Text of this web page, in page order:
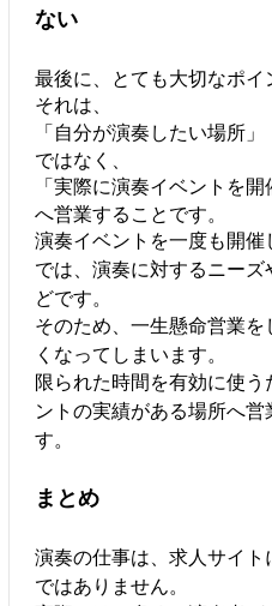
ない
最後に、とても大切なポイ
それは、
「自分が演奏したい場所」
ではなく、
「実際に演奏イベントを開
へ営業することです。
演奏イベントを一度も開
では、演奏に対するニー
どです。
そのため、一生懸命営業を
くなってしまいます。
限られた時間を有効に使
ントの実績がある場所へ
す。
まとめ
演奏の仕事は、求人サイ
ではありません。